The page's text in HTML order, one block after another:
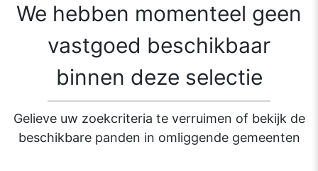
We hebben momenteel geen
vastgoed beschikbaar
binnen deze selectie
Gelieve uw zoekcriteria te verruimen of bekijk de
beschikbare panden in omliggende gemeenten